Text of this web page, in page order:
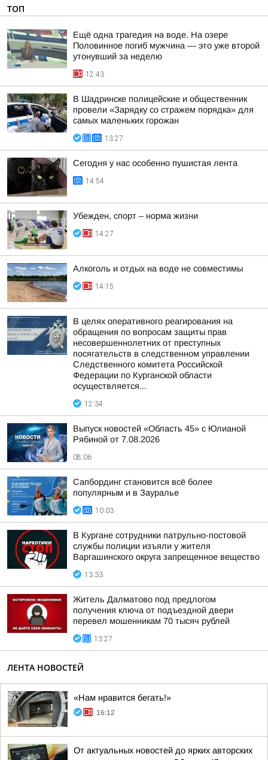
ТОП
Ещё одна трагедия на воде. На озере
Половинное погиб мужчина — это уже второй
утонувший за неделю
12:43
В Шадринске полицейские и общественник
провели «Зарядку со стражем порядка» для
самых маленьких горожан
13:27
Сегодня у нас особенно пушистая лента
14:54
Убежден, спорт – норма жизни
14:27
Алкоголь и отдых на воде не совместимы
14:15
В целях оперативного реагирования на
обращения по вопросам защиты прав
несовершеннолетних от преступных
посягательств в следственном управлении
Следственного комитета Российской
Федерации по Курганской области
осуществляется...
12:34
Выпуск новостей «Область 45» с Юлианой
Рябиной от 7.08.2026
08:06
Сапбординг становится всё более
популярным и в Зауралье
10:03
В Кургане сотрудники патрульно-постовой
службы полиции изъяли у жителя
Варгашинского округа запрещенное вещество
13:33
Житель Далматово под предлогом
получения ключа от подъездной двери
перевел мошенникам 70 тысяч рублей
13:27
ЛЕНТА НОВОСТЕЙ
«Нам нравится бегать!»
16:12
От актуальных новостей до ярких авторских